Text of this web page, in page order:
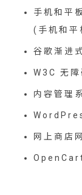
手机和平
(手机和平
谷歌渐进
W3C 无障
内容管理
网上商店